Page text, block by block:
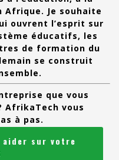
Afrique. Je souhaite
ouvrent l’esprit sur
éducatifs, les
de formation du
se construit
que vous
AfrikaTech vous
à pas.
sur votre